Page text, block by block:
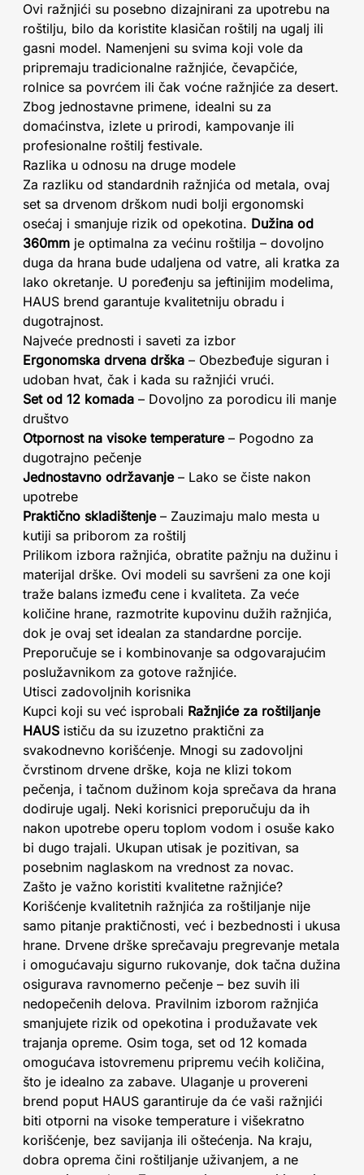
Ovi ražnjići su posebno dizajnirani za upotrebu na
roštilju, bilo da koristite klasičan roštilj na ugalj ili
gasni model. Namenjeni su svima koji vole da
pripremaju tradicionalne ražnjiće, čevapčiće,
rolnice sa povrćem ili čak voćne ražnjiće za desert.
Zbog jednostavne primene, idealni su za
domaćinstva, izlete u prirodi, kampovanje ili
profesionalne roštilj festivale.
Razlika u odnosu na druge modele
Za razliku od standardnih ražnjića od metala, ovaj
set sa drvenom drškom nudi bolji ergonomski
osećaj i smanjuje rizik od opekotina. Dužina od
360mm je optimalna za većinu roštilja – dovoljno
duga da hrana bude udaljena od vatre, ali kratka za
lako okretanje. U poređenju sa jeftinijim modelima,
HAUS brend garantuje kvalitetniju obradu i
dugotrajnost.
Najveće prednosti i saveti za izbor
Ergonomska drvena drška – Obezbeđuje siguran i
udoban hvat, čak i kada su ražnjići vrući.
Set od 12 komada – Dovoljno za porodicu ili manje
društvo
Otpornost na visoke temperature– Pogodno za
dugotrajno pečenje
Jednostavno održavanje– Lako se čiste nakon
upotrebe
Praktično skladištenje– Zauzimaju malo mesta u
kutiji sa priborom za roštilj
Prilikom izbora ražnjića, obratite pažnju na dužinu i
materijal drške. Ovi modeli su savršeni za one koji
traže balans između cene i kvaliteta. Za veće
količine hrane, razmotrite kupovinu dužih ražnjića,
dok je ovaj set idealan za standardne porcije.
Preporučuje se i kombinovanje sa odgovarajućim
poslužavnikom za gotove ražnjiće.
Utisci zadovoljnih korisnika
Kupci koji su već isprobali Ražnjiće za roštiljanje
HAUS ističu da su izuzetno praktični za
svakodnevno korišćenje. Mnogi su zadovoljni
čvrstinom drvene drške, koja ne klizi tokom
pečenja, i tačnom dužinom koja sprečava da hrana
dodiruje ugalj. Neki korisnici preporučuju da ih
nakon upotrebe operu toplom vodom i osuše kako
bi dugo trajali. Ukupan utisak je pozitivan, sa
posebnim naglaskom na vrednost za novac.
Zašto je važno koristiti kvalitetne ražnjiće?
Korišćenje kvalitetnih ražnjića za roštiljanje nije
samo pitanje praktičnosti, već i bezbednosti i ukusa
hrane. Drvene drške sprečavaju pregrevanje metala
i omogućavaju sigurno rukovanje, dok tačna dužina
osigurava ravnomerno pečenje – bez suvih ili
nedopečenih delova. Pravilnim izborom ražnjića
smanjujete rizik od opekotina i produžavate vek
trajanja opreme. Osim toga, set od 12 komada
omogućava istovremenu pripremu većih količina,
što je idealno za zabave. Ulaganje u provereni
brend poput HAUS garantiruje da će vaši ražnjići
biti otporni na visoke temperature i višekratno
korišćenje, bez savijanja ili oštećenja. Na kraju,
dobra oprema čini roštiljanje uživanjem, a ne